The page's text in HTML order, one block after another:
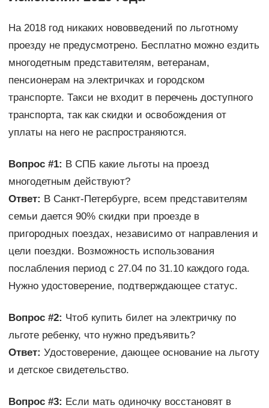
На 2018 год никаких нововведений по льготному
проезду не предусмотрено. Бесплатно можно ездить
многодетным представителям, ветеранам,
пенсионерам на электричках и городском
транспорте. Такси не входит в перечень доступного
транспорта, так как скидки и освобождения от
уплаты на него не распространяются.
Вопрос #1: В СПБ какие льготы на проезд
многодетным действуют?
Ответ: В Санкт-Петербурге, всем представителям
семьи дается 90% скидки при проезде в
пригородных поездах, независимо от направления и
цели поездки. Возможность использования
послабления период с 27.04 по 31.10 каждого года.
Нужно удостоверение, подтверждающее статус.
Вопрос #2: Чтоб купить билет на электричку по
льготе ребенку, что нужно предъявить?
Ответ: Удостоверение, дающее основание на льготу
и детское свидетельство.
Вопрос #3: Если мать одиночку восстановят в